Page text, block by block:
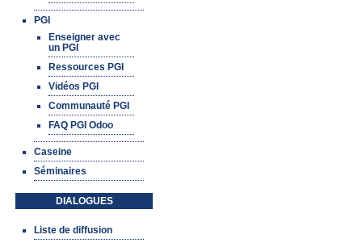
PGI
Enseigner avec
un PGI
Ressources PGI
Vidéos PGI
Communauté PGI
FAQ PGI Odoo
Caseine
Séminaires
DIALOGUES
Liste de diffusion